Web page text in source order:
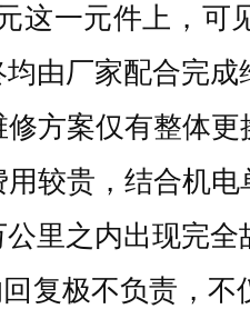
这一元件上，可
由厂家配合完
方案仅有整体
较贵，结合机
里之内出现完
复极不负责，